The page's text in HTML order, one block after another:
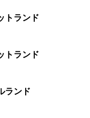
トランド
トランド
ランド